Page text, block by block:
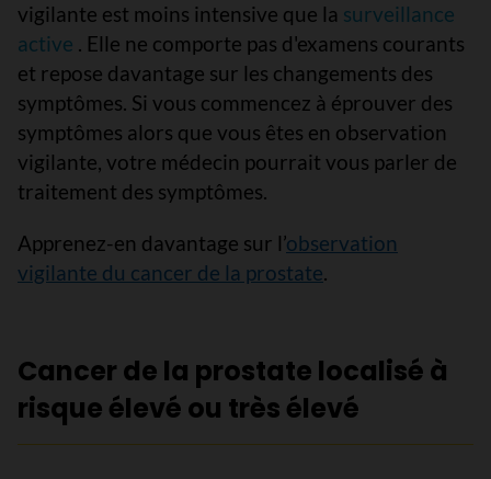
vigilante est moins intensive que la surveillance
active . Elle ne comporte pas d'examens courants
et repose davantage sur les changements des
symptômes. Si vous commencez à éprouver des
symptômes alors que vous êtes en observation
vigilante, votre médecin pourrait vous parler de
traitement des symptômes.
Apprenez-en davantage sur l’observation
vigilante du cancer de la prostate.
Cancer de la prostate localisé à
risque élevé ou très élevé